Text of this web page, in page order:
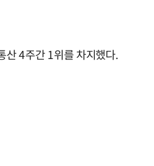
산 4주간 1위를 차지했다.